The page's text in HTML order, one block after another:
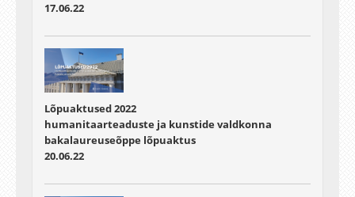
17.06.22
Lõpuaktused 2022
humanitaarteaduste ja kunstide valdkonna
bakalaureuseõppe lõpuaktus
20.06.22